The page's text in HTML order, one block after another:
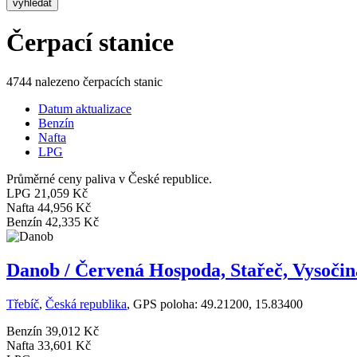
vyhledat
Čerpací stanice
4744 nalezeno čerpacích stanic
Datum aktualizace
Benzín
Nafta
LPG
Průměrné ceny paliva v České republice.
LPG 21,059 Kč
Nafta 44,956 Kč
Benzín 42,335 Kč
Danob / Červená Hospoda, Stařeč,
Třebíč, Česká republika, GPS poloha: 49.21200, 15.83400
Benzín 39,012 Kč
Nafta 33,601 Kč